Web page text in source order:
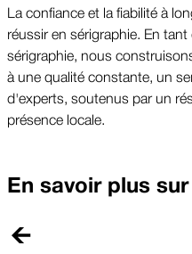
La confiance et la fiabilité à
réussir en sérigraphie. En
sérigraphie, nous
à une qualité constante, un
d'experts, soutenus par un
présence locale.
En savoir plus